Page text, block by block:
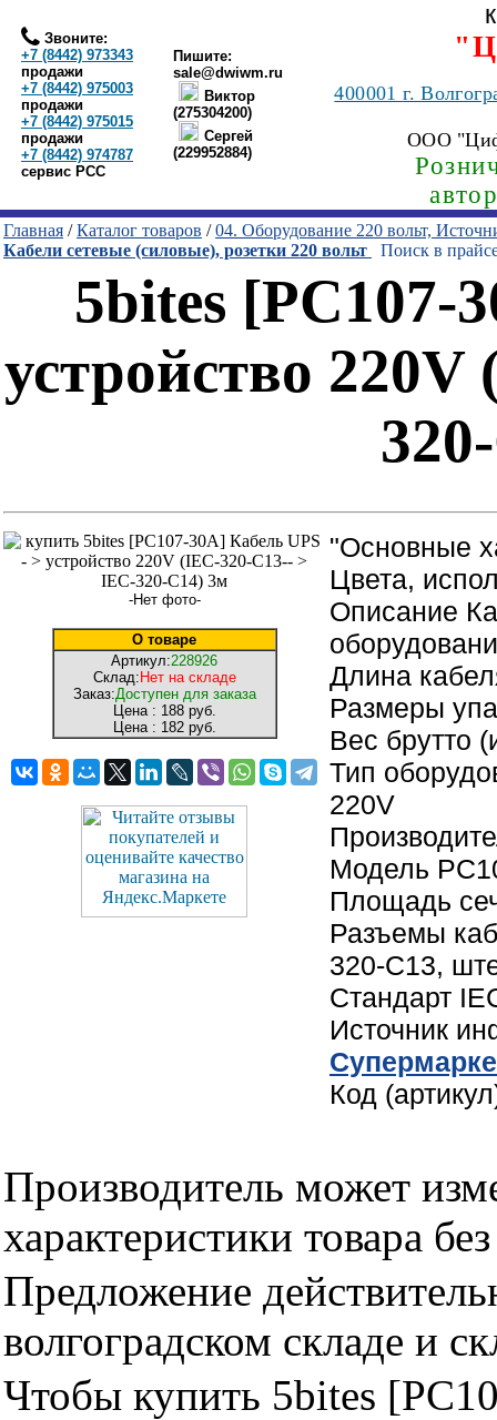
Звоните:
+7 (8442) 973343
продажи
+7 (8442) 975003
продажи
+7 (8442) 975015
продажи
+7 (8442) 974787
сервис РСС
Пишите:
sale@dwiwm.ru
Виктор
(275304200)
Сергей
(229952884)
400001г.
ООО
Главная /Каталог товаров /04. Оборудование 220 вольт,
Кабели сетевые (силовые), розетки 220 вольт
Поиск в
5bites [PC107-
устройство
-Нет фото-
О товаре
Артикул:228926
Склад: Нет на складе
Заказ:Доступен для заказа
Цена : 188 руб.
Цена : 182 руб.
"Основные
Цвета,
Описание
Длина
Размеры
Вес брутто
Тип
220V
Модель
Площадь
Разъемы
320-C13,
Стандарт
Источник
Код
Производитель может
характеристики товара
Предложение
волгоградском складе и
Чтобы купить 5bites